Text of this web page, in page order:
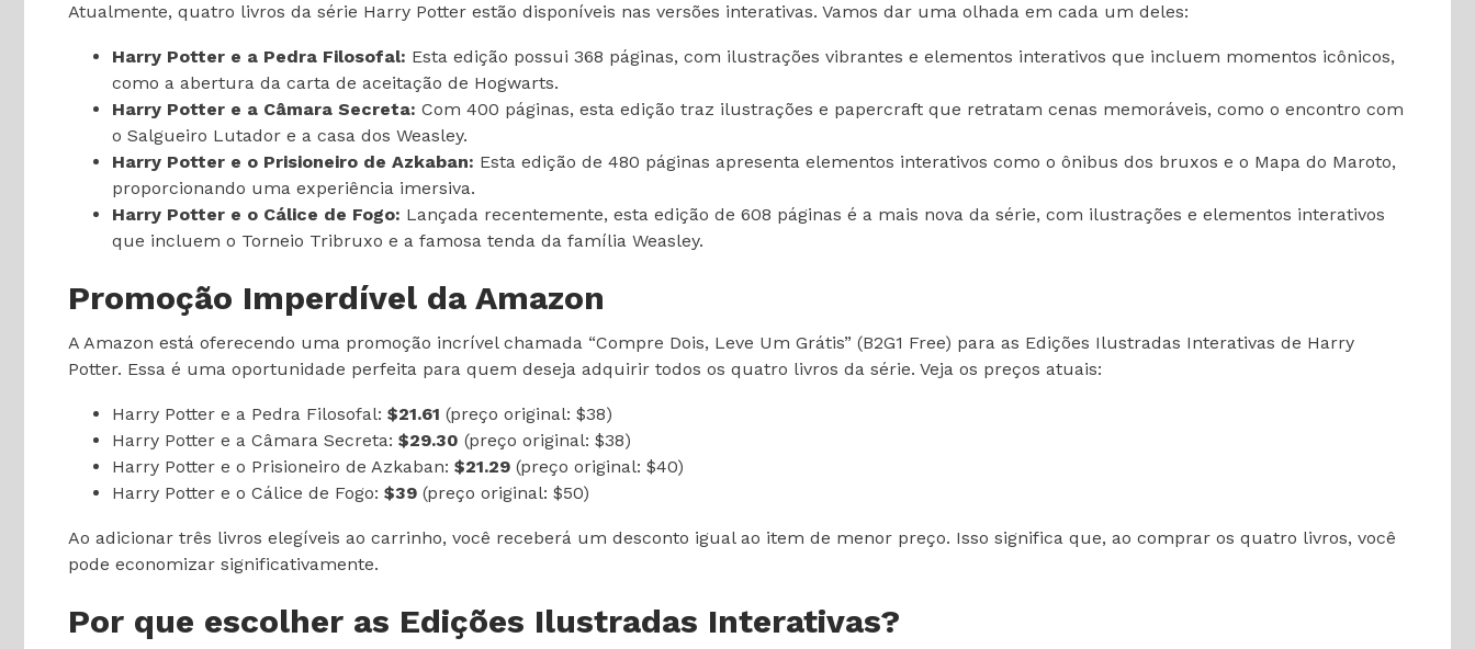
Atualmente, quatro livros da série Harry Potter estão disponíveis nas versões interativas. Vamos dar uma olhada em cada um deles:
Harry Potter e a Pedra Filosofal: Esta edição possui 368 páginas, com ilustrações vibrantes e elementos interativos que incluem momentos icônicos,
como a abertura da carta de aceitação de Hogwarts.
Harry Potter e a Câmara Secreta: Com 400 páginas, esta edição traz ilustrações e papercraft que retratam cenas memoráveis, como o encontro com
o Salgueiro Lutador e a casa dos Weasley.
Harry Potter e o Prisioneiro de Azkaban: Esta edição de 480 páginas apresenta elementos interativos como o ônibus dos bruxos e o Mapa do Maroto,
proporcionando uma experiência imersiva.
Harry Potter e o Cálice de Fogo: Lançada recentemente, esta edição de 608 páginas é a mais nova da série, com ilustrações e elementos interativos
que incluem o Torneio Tribruxo e a famosa tenda da família Weasley.
Promoção Imperdível da Amazon
A Amazon está oferecendo uma promoção incrível chamada “Compre Dois, Leve Um Grátis” (B2G1 Free) para as Edições Ilustradas Interativas de Harry
Potter. Essa é uma oportunidade perfeita para quem deseja adquirir todos os quatro livros da série. Veja os preços atuais:
Harry Potter e a Pedra Filosofal: $21.61 (preço original: $38)
Harry Potter e a Câmara Secreta: $29.30 (preço original: $38)
Harry Potter e o Prisioneiro de Azkaban: $21.29 (preço original: $40)
Harry Potter e o Cálice de Fogo: $39 (preço original: $50)
Ao adicionar três livros elegíveis ao carrinho, você receberá um desconto igual ao item de menor preço. Isso significa que, ao comprar os quatro livros, você
pode economizar significativamente.
Por que escolher as Edições Ilustradas Interativas?